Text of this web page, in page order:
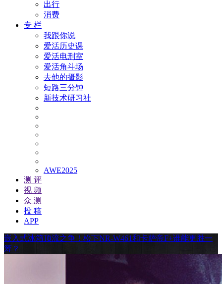
出行
消费
专 栏
我跟你说
爱活历史课
爱活电刑室
爱活角斗场
去他的摄影
短路三分钟
新技术研习社
AWE2025
测 评
视 频
众 测
投 稿
APP
嵌入式冰箱顶流之争！松下NR-W461和卡萨帝F+谁能更胜一
筹？